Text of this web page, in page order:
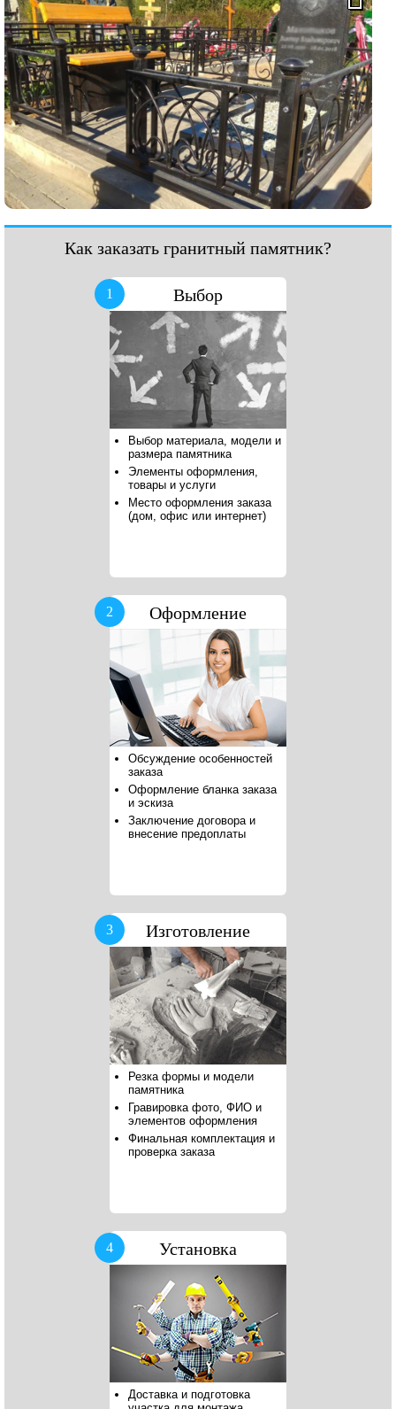
Как заказать гранитный памятник?
1 Выбор
Выбор материала, модели и
размера памятника
Элементы оформления,
товары и услуги
Место оформления заказа
(дом, офис или интернет)
2 Оформление
Обсуждение особенностей
заказа
Оформление бланка заказа
и эскиза
Заключение договора и
внесение предоплаты
3 Изготовление
Резка формы и модели
памятника
Гравировка фото, ФИО и
элементов оформления
Финальная комплектация и
проверка заказа
4 Установка
Доставка и подготовка